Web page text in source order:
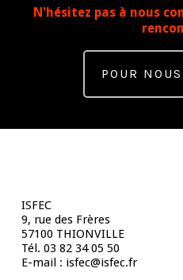
N'hésitez pas à nous
POUR
ISFEC
9, rue des Frères
57100 THIONVILLE
Tél. 03 82 34 05 50
E-mail : isfec@isfec.fr